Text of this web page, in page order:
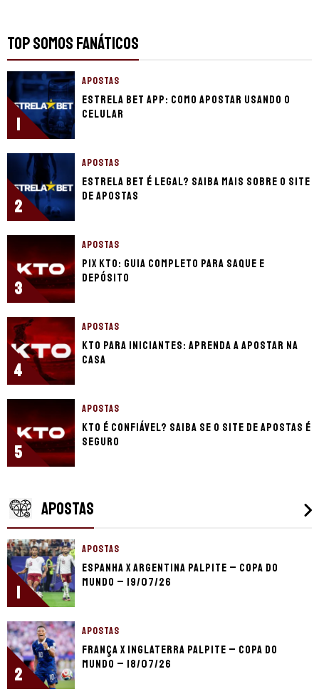
TOP SOMOS FANÁTICOS
1
APOSTAS
Estrela Bet app: Como apostar usando o
celular
2
APOSTAS
Estrela Bet é legal? Saiba mais sobre o site
de apostas
3
APOSTAS
Pix KTO: guia completo para saque e
depósito
4
APOSTAS
KTO para iniciantes: aprenda a apostar na
casa
5
APOSTAS
KTO é confiável? Saiba se o site de apostas é
seguro
APOSTAS
1
APOSTAS
Espanha x Argentina palpite – Copa do
Mundo – 19/07/26
2
APOSTAS
França x Inglaterra palpite – Copa do
Mundo – 18/07/26